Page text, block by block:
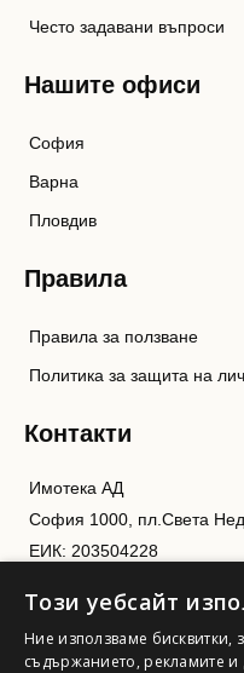
Често задавани въпроси
Нашите офиси
София
Варна
Пловдив
Правила
Правила за ползване
Политика за защита на
Контакти
Имотека АД
София 1000, пл.Света
ЕИК: 203504228
0889 70 70 70
Този уебсайт
Ние използваме бисквитки,
съдържанието, рекламите